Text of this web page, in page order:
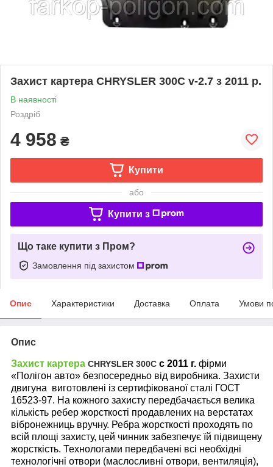
Захист картера CHRYSLER 300C v-2.7 з 2011 р.
В наявності
Роздріб
4 958 ₴
Купити
або
Купити з
Що таке купити з Пром?
Замовлення під захистом
Опис Характеристики Доставка Оплата Умови
Опис
Захист картера CHRYSLER 300С с 2011 г. фірми
«Полігон авто» безпосередньо від виробника. Захисти
двигуна виготовлені із сертифікованої сталі ГОСТ
16523-97. На кожного захисту передбачається велика
кількість ребер жорсткості продавлених на верстатах
вібронежниць вручну. Ребра жорсткості проходять по
всій площі захисту, цей чинник забезпечує їй підвищену
жорсткість. Технологами передбачені всі необхідні
технологічні отвори (маслосливні отвори, вентиляція),